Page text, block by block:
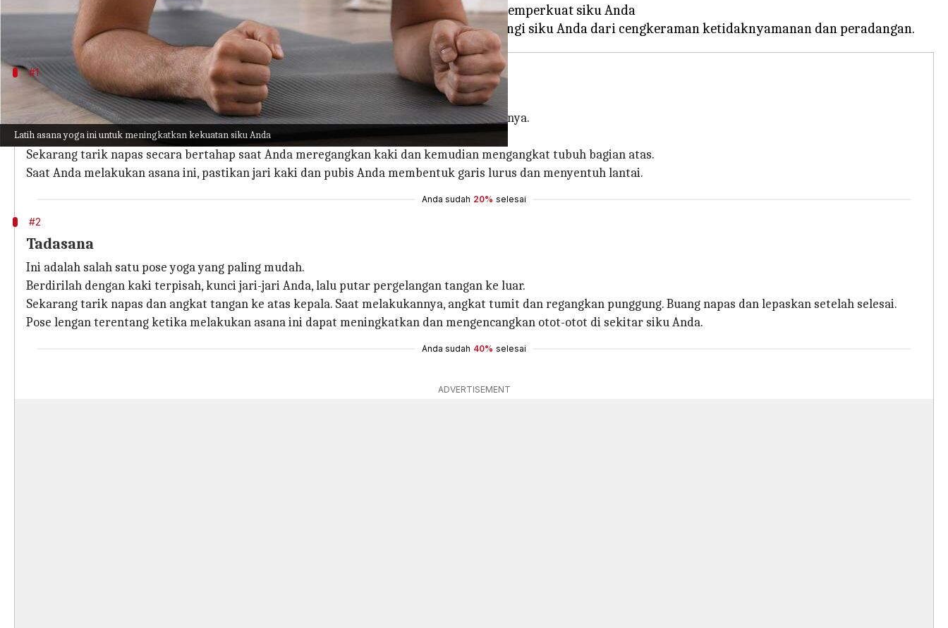
Latih asana yoga ini untuk meningkatkan kekuatan siku Anda
Untungnya, Anda dapat berlatih beberapa pose yoga restoratif setiap hari untuk memperkuat siku Anda
#1
Bhujangasana
Pose ini baik untuk siku Anda karena meningkatkan kekuatan, kelenturan, dan gerakannya.
Berbaringlah secara tengkurap di lantai dan letakkan telapak tangan di samping bahu.
Sekarang tarik napas secara bertahap saat Anda meregangkan kaki dan kemudian mengangkat tubuh bagian atas.
Saat Anda melakukan asana ini, pastikan jari kaki dan pubis Anda membentuk garis lurus dan menyentuh lantai.
Anda sudah 20% selesai
#2
Tadasana
Ini adalah salah satu pose yoga yang paling mudah.
Berdirilah dengan kaki terpisah, kunci jari-jari Anda, lalu putar pergelangan tangan ke luar.
Sekarang tarik napas dan angkat tangan ke atas kepala. Saat melakukannya, angkat tumit dan regangkan punggung. Buang napas dan lepaskan setelah selesai.
Pose lengan terentang ketika melakukan asana ini dapat meningkatkan dan mengencangkan otot-otot di sekitar siku Anda.
Anda sudah 40% selesai
ADVERTISEMENT